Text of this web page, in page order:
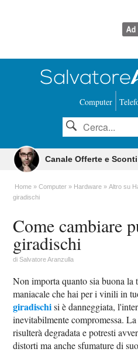
Computer
Canale Offerte e
Home Computer Hardware Altro su
giradischi
Come cambiare
giradischi
diSalvatore Aranzulla
Non importa quanto sia buona la
maniacale che hai per i vinili in
giradischisi è danneggiata,
inevitabilmente compromessa.
risulterà degradata e potresti
distorti ma anche sfumature di